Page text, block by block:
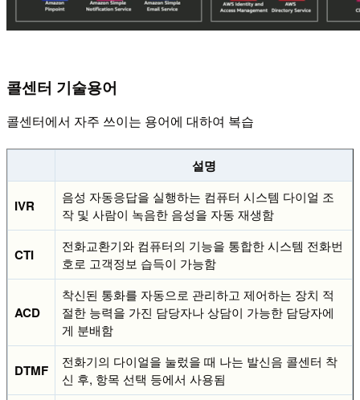
콜센터 기술용어
콜센터에서 자주 쓰이는 용어에 대하여 복습
설명
IVR
음성 자동응답을 실행하는 컴퓨터 시스템 다이얼 조
작 및 사람이 녹음한 음성을 자동 재생함
CTI
전화교환기와 컴퓨터의 기능을 통합한 시스템 전화번
호로 고객정보 습득이 가능함
ACD
착신된 통화를 자동으로 관리하고 제어하는 장치 적
절한 능력을 가진 담당자나 상담이 가능한 담당자에
게 분배함
DTMF
전화기의 다이얼을 눌렀을 때 나는 발신음 콜센터 착
신 후, 항목 선택 등에서 사용됨